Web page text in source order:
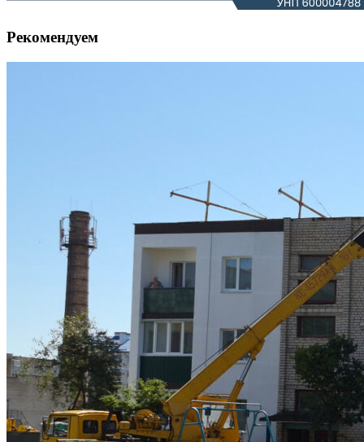
Рекомендуем